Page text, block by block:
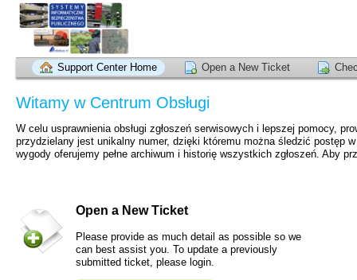
Support Center Home Open a New Ticket
Witamy w Centrum Obsługi
W celu usprawnienia obsługi zgłoszeń serwisowych i lepszej pomocy,
przydzielany jest unikalny numer, dzięki któremu można śledzić postęp
wygody oferujemy pełne archiwum i historię wszystkich zgłoszeń. Aby
Open a New Ticket
Please provide as much detail as possible so we
can best assist you. To update a previously
submitted ticket, please login.